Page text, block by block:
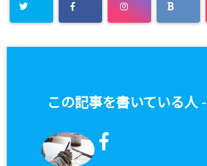
この記事を書いている人 -